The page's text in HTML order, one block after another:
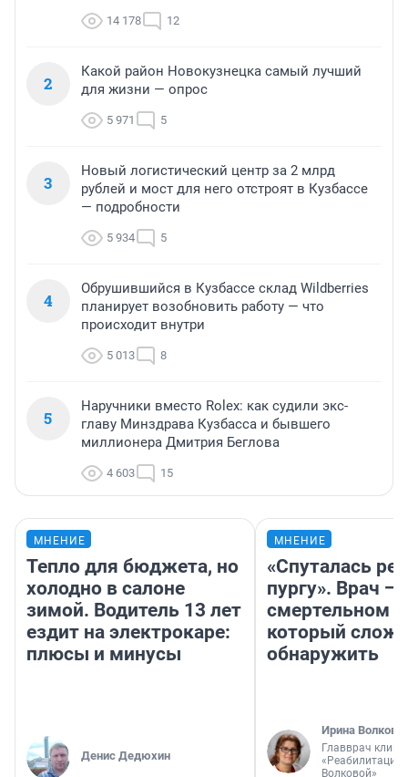
14 178 12
2
Какой район Новокузнецка самый лучший
для жизни — опрос
5 971 5
3
Новый логистический центр за 2 млрд
рублей и мост для него отстроят в Кузбассе
— подробности
5 934 5
4
Обрушившийся в Кузбассе склад Wildberries
планирует возобновить работу — что
происходит внутри
5 013 8
5
Наручники вместо Rolex: как судили экс-
главу Минздрава Кузбасса и бывшего
миллионера Дмитрия Беглова
4 603 15
МНЕНИЕ
Тепло для бюджета, но
холодно в салоне
зимой. Водитель 13 лет
ездит на электрокаре:
плюсы и минусы
Денис Дедюхин
МНЕНИЕ
«Спуталась
пургу». Врач —
смертельном
который
обнаружить
Ирина Волкова
Главврач
«Реабилитация
Волковой»